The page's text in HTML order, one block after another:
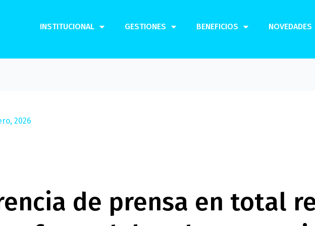
INSTITUCIONAL GESTIONES BENEFICIOS NOVEDADES
2026
de prensa en total